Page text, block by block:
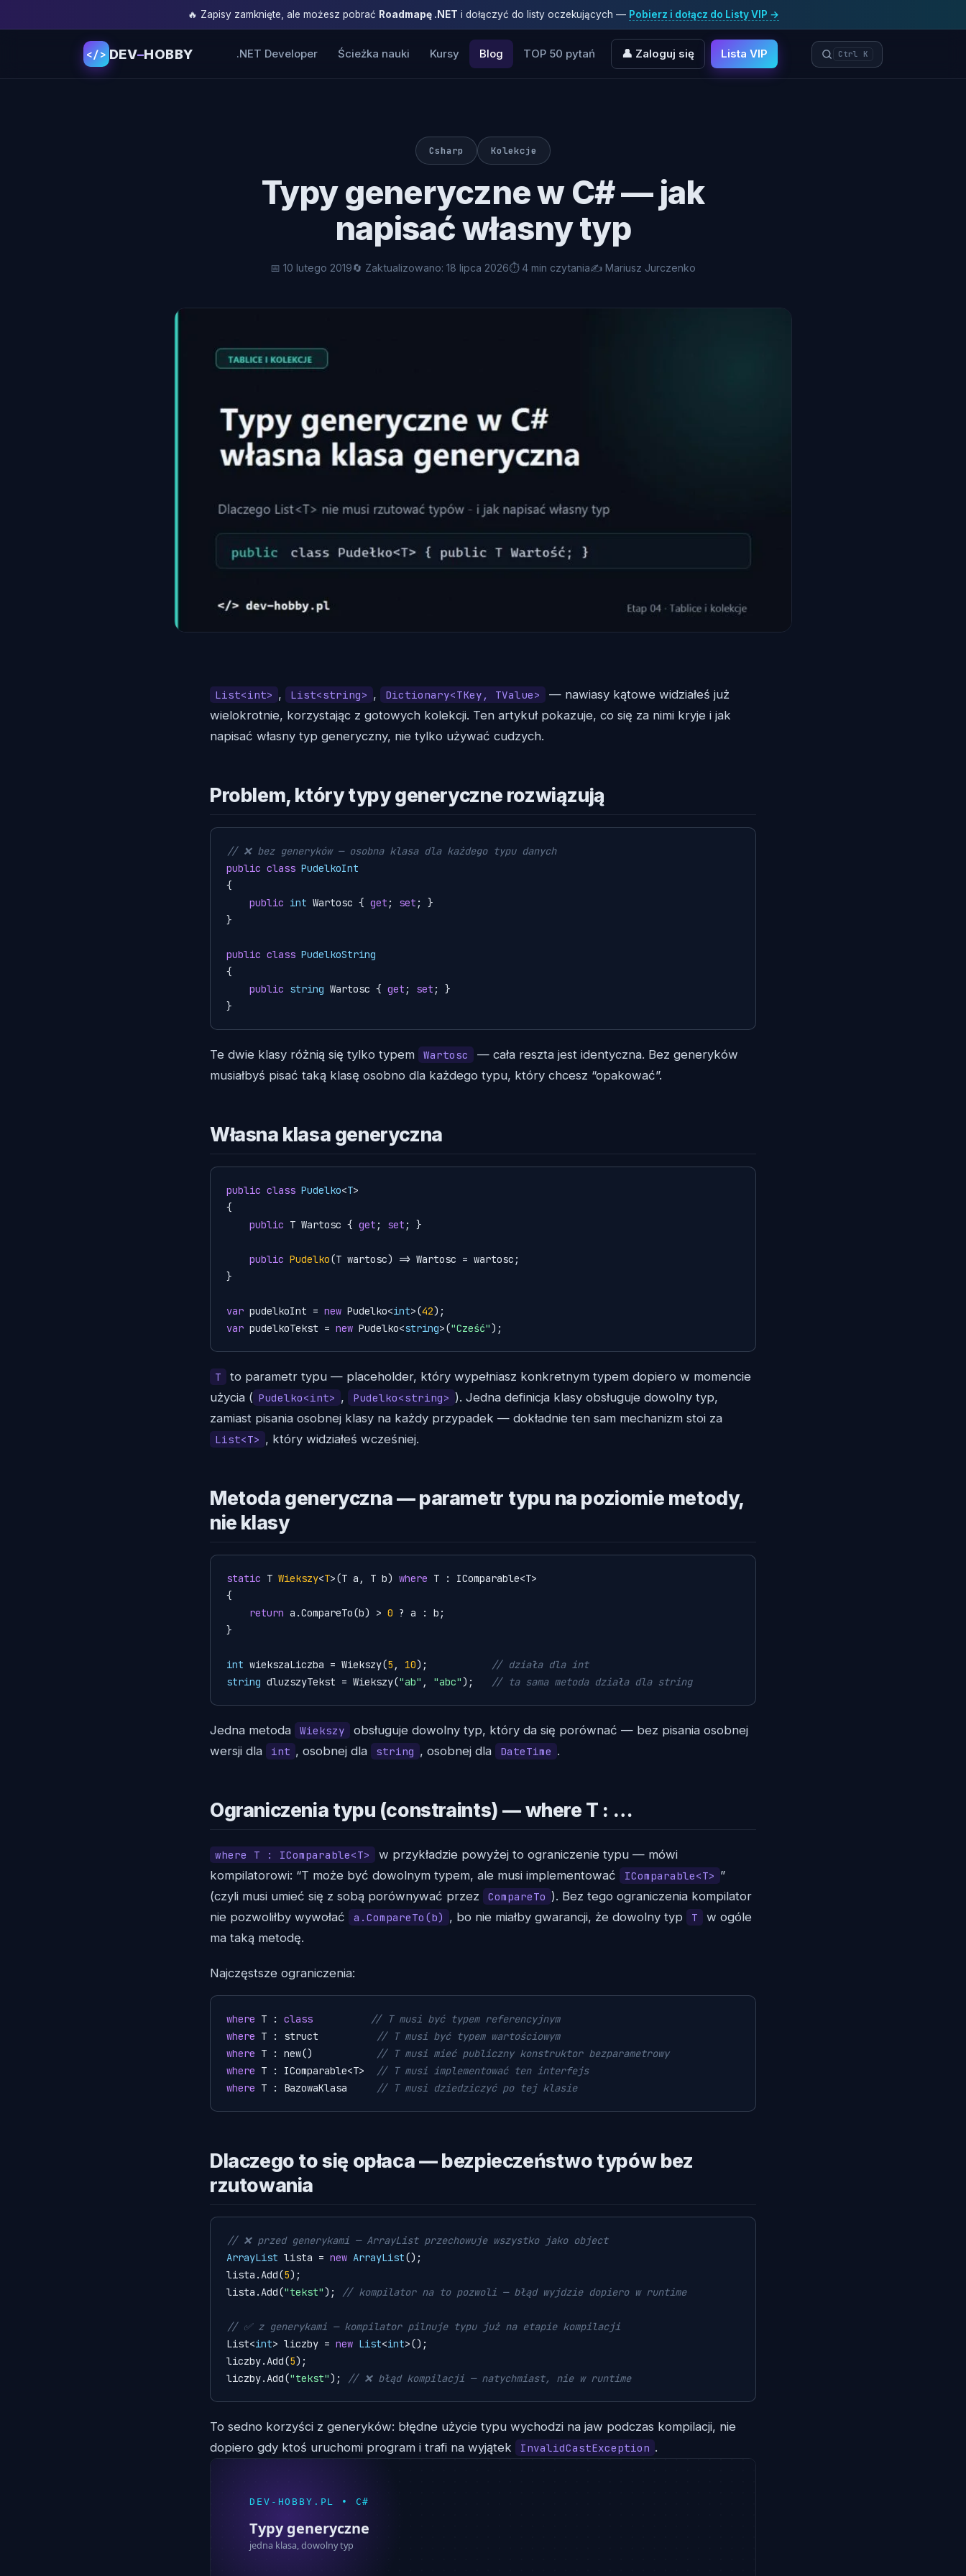
🔥 Zapisy zamknięte, ale możesz pobrać Roadmapę .NET i dołączyć do listy oczekujących — Pobierz i dołącz do Listy VIP →
</> DEV–HOBBY .NET Developer Ścieżka nauki Kursy Blog TOP 50 pytań 👤 Zaloguj się Lista VIP Ctrl K
Csharp Kolekcje
Typy generyczne w C# — jak
napisać własny typ
📅 10 lutego 2019🔄 Zaktualizowano: 18 lipca 2026⏱ 4 min czytania✍️ Mariusz Jurczenko
List<int> , List<string> , Dictionary<TKey, TValue>
— nawiasy kątowe widziałeś już
wielokrotnie, korzystając z gotowych kolekcji. Ten artykuł pokazuje, co się za nimi kryje i jak
napisać własny typ generyczny, nie tylko używać cudzych.
Problem, który typy generyczne rozwiązują
// ❌ bez generyków — osobna klasa dla każdego typu danych
public class PudelkoInt
{
public int Wartosc { get ; set ; }
}
public class PudelkoString
{
public string Wartosc { get ; set ; }
}
Te dwie klasy różnią się tylko typem Wartosc
— cała reszta jest identyczna. Bez generyków
musiałbyś pisać taką klasę osobno dla każdego typu, który chcesz “opakować”.
Własna klasa generyczna
public class Pudelko<T>
{
public T Wartosc { get ; set ; }
public Pudelko(T wartosc)
=> Wartosc = wartosc;
}
var pudelkoInt = new Pudelko<int>(42
var pudelkoTekst = new Pudelko<string>("Cześć");
T
to parametr typu — placeholder, który wypełniasz konkretnym typem dopiero w momencie
użycia ( Pudelko<int> , Pudelko<string> ). Jedna definicja klasy obsługuje dowolny typ,
zamiast pisania osobnej klasy na każdy przypadek — dokładnie ten sam mechanizm stoi za
List<T> , który widziałeś wcześniej.
Metoda generyczna — parametr typu na poziomie metody,
nie klasy
static T Wiekszy<T>(T a, T b) where T : IComparable<T>
{
return a.CompareTo(b) > 0 ? a : b;
}
int wiekszaLiczba = Wiekszy(5 , 10);
// działa dla int
string dluzszyTekst = Wiekszy("ab" , "abc"); // ta sama metoda działa dla string
Jedna metoda Wiekszy
obsługuje dowolny typ, który da się porównać — bez pisania osobnej
wersji dla
int , osobnej dla string , osobnej dla DateTime .
Ograniczenia typu (constraints) — where T : …
where T : IComparable<T>
w przykładzie powyżej to ograniczenie typu — mówi
kompilatorowi: “T może być dowolnym typem, ale musi implementować
IComparable<T> ”
(czyli musi umieć się z sobą porównywać przez
CompareTo ). Bez tego ograniczenia kompilator
nie pozwoliłby wywołać
a.CompareTo(b) , bo nie miałby gwarancji, że dowolny typ T
w ogóle
ma taką metodę.
Najczęstsze ograniczenia:
where T : class
// T musi być typem referencyjnym
where T : struct
// T musi być typem wartościowym
where T : new()
// T musi mieć publiczny konstruktor bezparametrowy
where T : IComparable<T>
// T musi implementować ten interfejs
where T : BazowaKlasa // T musi dziedziczyć po tej klasie
Dlaczego to się opłaca — bezpieczeństwo typów bez
rzutowania
// ❌ przed generykami — ArrayList przechowuje wszystko jako object
ArrayList lista = new ArrayList();
lista.Add(5);
lista.Add("tekst"); // kompilator na to pozwoli — błąd wyjdzie dopiero w runtime
// ✅ z generykami — kompilator pilnuje typu już na etapie kompilacji
List<int> liczby = new List<int>();
liczby.Add(5);
liczby.Add("tekst"); // ❌ błąd kompilacji — natychmiast, nie w runtime
To sedno korzyści z generyków: błędne użycie typu wychodzi na jaw podczas kompilacji, nie
dopiero gdy ktoś uruchomi program i trafi na wyjątek
InvalidCastException .